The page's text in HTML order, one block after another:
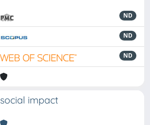
ND
ND
ND
social impact